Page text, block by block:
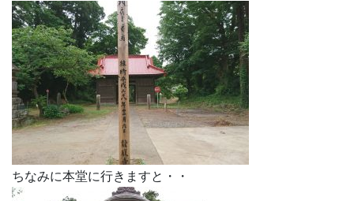
ちなみに本堂に行きますと・・